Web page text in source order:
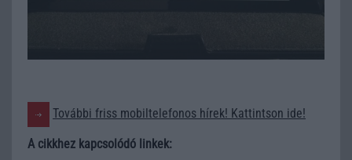
További friss mobiltelefonos hírek! Kattintson ide!
A cikkhez kapcsolódó linkek: